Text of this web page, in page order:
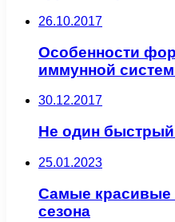
26.10.2017
Особенности
иммунной
30.12.2017
Не один быстрый
25.01.2023
Самые красивые
сезона